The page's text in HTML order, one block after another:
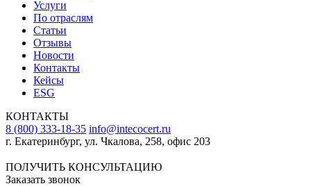
Услуги
По отраслям
Статьи
Отзывы
Новости
Контакты
Кейсы
ESG
КОНТАКТЫ
8 (800) 333-18-35 info@intecocert.ru
г. Екатеринбург, ул. Чкалова, 258, офис 203
ПОЛУЧИТЬ КОНСУЛЬТАЦИЮ
Заказать звонок